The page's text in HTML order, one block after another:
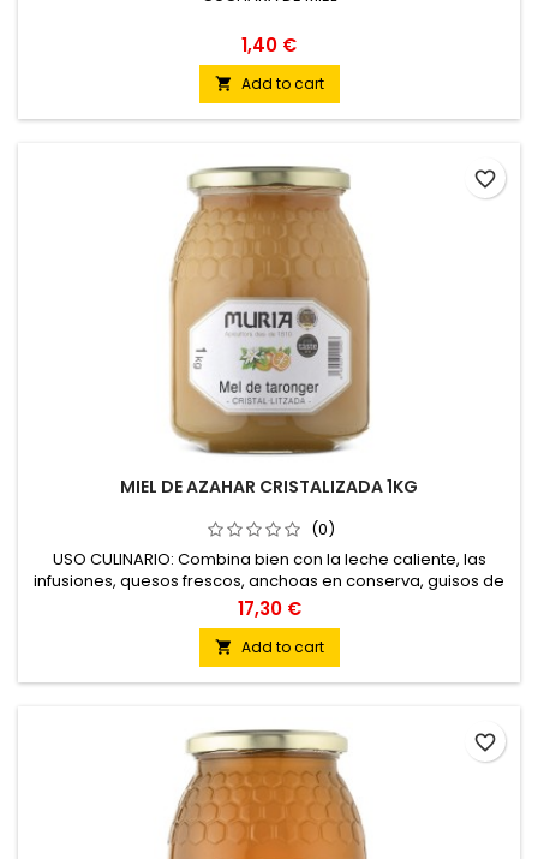
1,40 €
 Add to cart
MIEL DE AZAHAR CRISTALIZADA 1KG
(0)
USO CULINARIO: Combina bien con la leche caliente, las
infusiones, quesos frescos, anchoas en conserva, guisos de
carne de pato y helados suaves.
17,30 €
 Add to cart
favorite_border
favorite_border